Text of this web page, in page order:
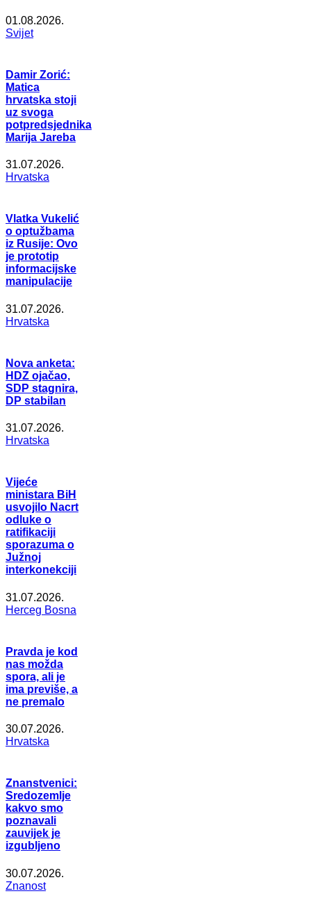
01.08.2026.
Svijet
Damir Zorić:
Matica
hrvatska stoji
uz svoga
potpredsjednika
Marija Jareba
31.07.2026.
Hrvatska
Vlatka Vukelić
o optužbama
iz Rusije: Ovo
je prototip
informacijske
manipulacije
31.07.2026.
Hrvatska
Nova anketa:
HDZ ojačao,
SDP stagnira,
DP stabilan
31.07.2026.
Hrvatska
Vijeće
ministara BiH
usvojilo Nacrt
odluke o
ratifikaciji
sporazuma o
Južnoj
interkonekciji
31.07.2026.
Herceg Bosna
Pravda je kod
nas možda
spora, ali je
ima previše, a
ne premalo
30.07.2026.
Hrvatska
Znanstvenici:
Sredozemlje
kakvo smo
poznavali
zauvijek je
izgubljeno
30.07.2026.
Znanost